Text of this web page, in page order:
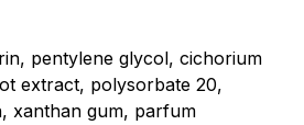
pentylene glycol, cichorium
extract, polysorbate 20,
xanthan gum, parfum